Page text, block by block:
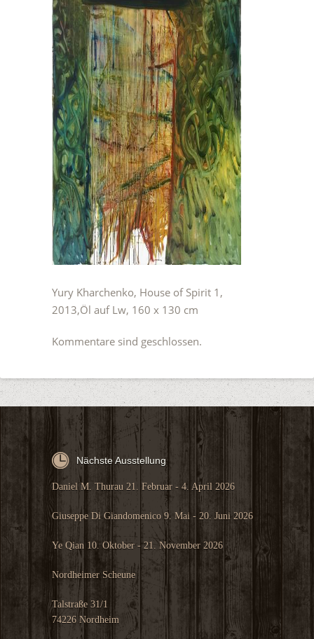
Yury Kharchenko, House of Spirit 1,
2013,Öl auf Lw, 160 x 130 cm
Kommentare sind geschlossen.
Nächste Ausstellung
Daniel M. Thurau 21. Februar - 4. April 2026
Giuseppe Di Giandomenico 9. Mai - 20. Juni 2026
Ye Qian 10. Oktober - 21. November 2026
Nordheimer Scheune
Talstraße 31/1
74226 Nordheim